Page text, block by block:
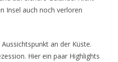
Insel auch noch verloren
an der Küste.
Hier ein paar Highlights